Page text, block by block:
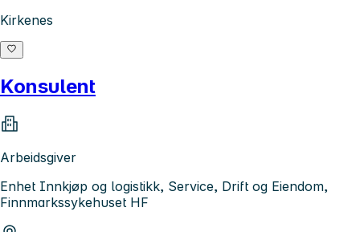
Kirkenes
Konsulent
Arbeidsgiver
Enhet Innkjøp og logistikk, Service, Drift og Eiendom,
Finnmarkssykehuset HF